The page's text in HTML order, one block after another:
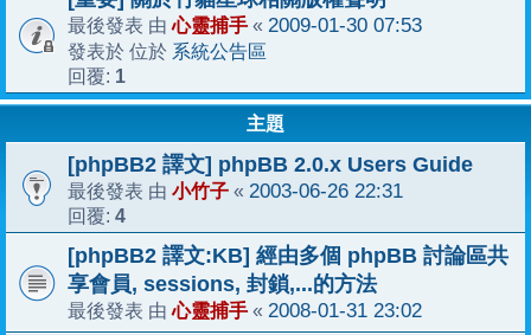
最後發表 由心靈捕手 « 2009-01-30 07:53
發表於 位於 系統公告區
回覆: 1
主題
[phpBB2 譯文] phpBB 2.0.x Users Guide
最後發表 由 小竹子 « 2003-06-26 22:31
回覆: 4
[phpBB2 譯文:KB] 經由多個 phpBB 討論區共
享會員, sessions, 封鎖,...的方法
最後發表 由心靈捕手 « 2008-01-31 23:02